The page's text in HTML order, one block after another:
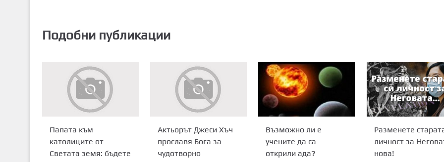
Подобни публикации
Папата към
католиците от
Светата земя: бъдете
Актьорът Джеси Хъч
прославя Бога за
чудотворно
Възможно ли е
учените да са
открили ада?
Разменете
личност за
нова!